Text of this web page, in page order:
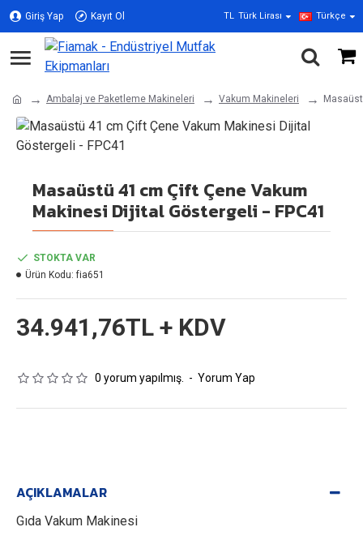
Giriş Yap Kayıt Ol TL Türk Lirası Türkçe
Ambalaj ve Paketleme Makineleri Vakum Makineleri
Masaüstü 41 cm Çift Çene Vakum
Makinesi Dijital Göstergeli - FPC41
0 yorum yapılmış. - Yorum Yap
34.941,76TL + KDV
STOKTA VAR
Ürün Kodu: fia651
AÇIKLAMALAR
Gıda Vakum Makinesi